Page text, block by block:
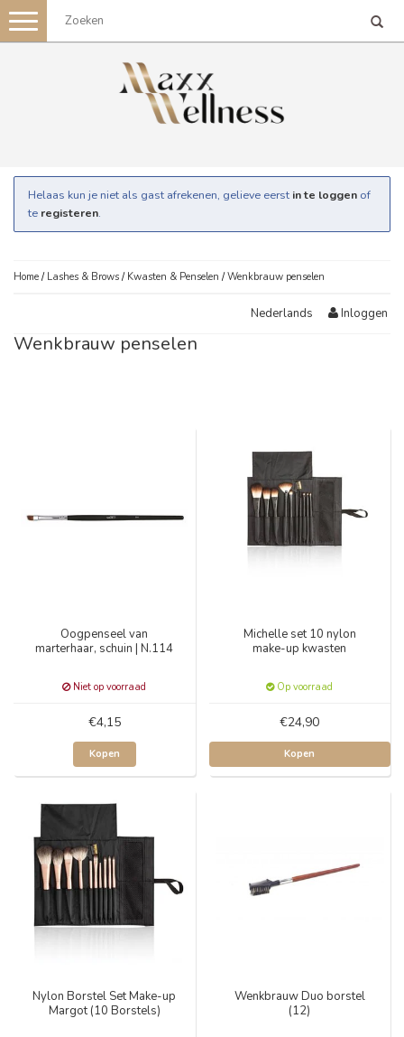
Toggle
navigation
Helaas kun je niet als gast afrekenen, gelieve eerst in te loggen of
te registeren.
Home / Lashes & Brows / Kwasten & Penselen /Wenkbrauw penselen
Nederlands Inloggen
Wenkbrauw penselen
Oogpenseel van
marterhaar, schuin | N.114
Niet op voorraad
€4,15
Kopen
Michelle set 10 nylon
make-up kwasten
Op voorraad
€24,90
Kopen
Nylon Borstel Set Make-up
Margot (10 Borstels)
Wenkbrauw Duo borstel
(12)